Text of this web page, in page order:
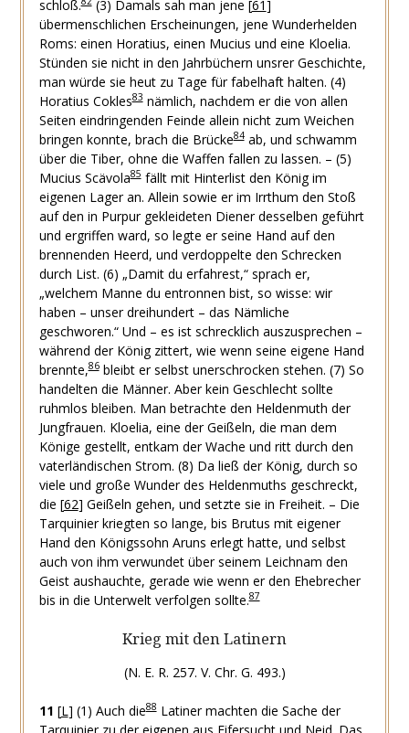
schloß.
(3) Damals sah man jene [61]
übermenschlichen Erscheinungen, jene Wunderhelden
Roms: einen Horatius, einen Mucius und eine Kloelia.
Stünden sie nicht in den Jahrbüchern unsrer Geschichte,
man würde sie heut zu Tage für fabelhaft halten. (4)
Horatius Cokles83nämlich, nachdem er die von allen
Seiten eindringenden Feinde allein nicht zum Weichen
bringen konnte, brach die Brücke84ab, und schwamm
über die Tiber, ohne die Waffen fallen zu lassen. – (5)
Mucius Scävola85fällt mit Hinterlist den König im
eigenen Lager an. Allein sowie er im Irrthum den Stoß
auf den in Purpur gekleideten Diener desselben geführt
und ergriffen ward, so legte er seine Hand auf den
brennenden Heerd, und verdoppelte den Schrecken
durch List. (6) „Damit du erfahrest,“ sprach er,
„welchem Manne du entronnen bist, so wisse: wir
haben – unser dreihundert – das Nämliche
geschworen.“ Und – es ist schrecklich auszusprechen –
während der König zittert, wie wenn seine eigene Hand
brennte,86bleibt er selbst unerschrocken stehen. (7) So
handelten die Männer. Aber kein Geschlecht sollte
ruhmlos bleiben. Man betrachte den Heldenmuth der
Jungfrauen. Kloelia, eine der Geißeln, die man dem
Könige gestellt, entkam der Wache und ritt durch den
vaterländischen Strom. (8) Da ließ der König, durch so
viele und große Wunder des Heldenmuths geschreckt,
die [62] Geißeln gehen, und setzte sie in Freiheit. – Die
Tarquinier kriegten so lange, bis Brutus mit eigener
Hand den Königssohn Aruns erlegt hatte, und selbst
auch von ihm verwundet über seinem Leichnam den
Geist aushauchte, gerade wie wenn er den Ehebrecher
bis in die Unterwelt verfolgen sollte.87
Krieg mit den Latinern
(N. E. R. 257. V. Chr. G. 493.)
11 [L] (1) Auch die88Latiner machten die Sache der
Tarquinier zu der eigenen aus Eifersucht und Neid. Das